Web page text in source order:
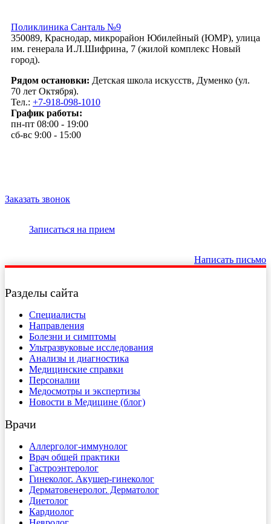
Поликлиника Санталь №9
350089, Краснодар, микрорайон Юбилейный (ЮМР), улица
им. генерала И.Л.Шифрина, 7 (жилой комплекс Новый
город).
Рядом остановки: Детская школа искусств, Думенко (ул.
70 лет Октября).
Тел.: +7-918-098-1010
График работы:
пн-пт 08:00 - 19:00
сб-вс 9:00 - 15:00
Заказать звонок
Записаться на прием
Написать письмо
Разделы сайта
Специалисты
Направления
Болезни и симптомы
Ультразвуковые исследования
Анализы и диагностика
Медицинские справки
Персоналии
Медосмотры и экспертизы
Новости в Медицине (блог)
Врачи
Аллерголог-иммунолог
Врач общей практики
Гастроэнтеролог
Гинеколог. Акушер-гинеколог
Дерматовенеролог. Дерматолог
Диетолог
Кардиолог